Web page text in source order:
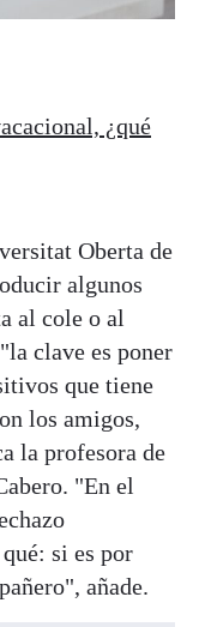
¿qué
Oberta de
algunos
al cole o al
clave es poner
que tiene
los amigos,
la profesora de
"En el
si es por
añade.